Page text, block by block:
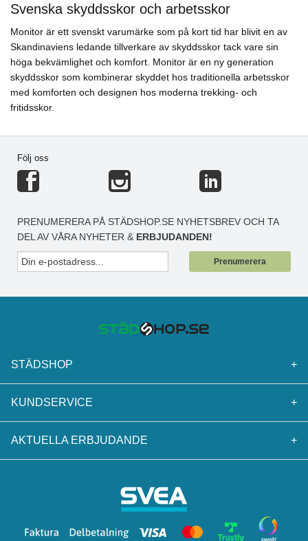
Svenska skyddsskor och arbetsskor
Monitor är ett svenskt varumärke som på kort tid har blivit en av
Skandinaviens ledande tillverkare av skyddsskor tack vare sin
höga bekvämlighet och komfort. Monitor är en ny generation
skyddsskor som kombinerar skyddet hos traditionella arbetsskor
med komforten och designen hos moderna trekking- och
fritidsskor.
Följ oss
PRENUMERERA PÅ STÄDSHOP.SE NYHETSBREV OCH TA
DEL AV VÅRA NYHETER & ERBJUDANDEN!
Prenumerera
STÄDSHOP +
KUNDSERVICE +
AKTUELLA ERBJUDANDE +